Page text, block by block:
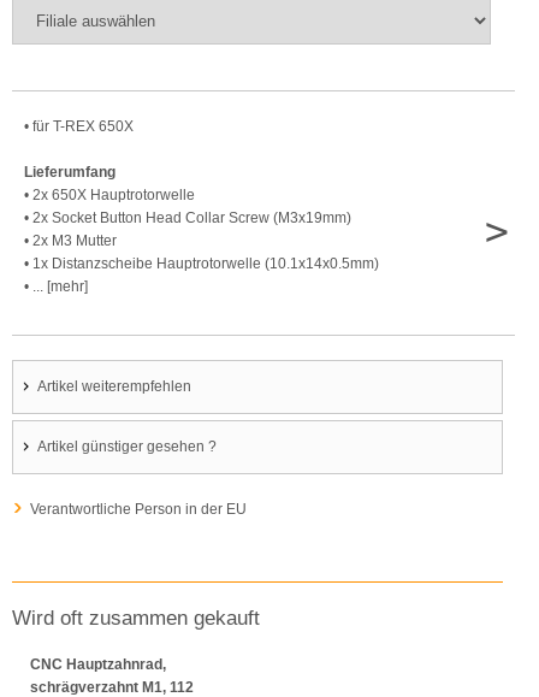
• für T-REX 650X
Lieferumfang
• 2x 650X Hauptrotorwelle
• 2x Socket Button Head Collar Screw (M3x19mm)
• 2x M3 Mutter
• 1x Distanzscheibe Hauptrotorwelle (10.1x14x0.5mm)
• ... [mehr]
>
Artikel weiterempfehlen
Artikel günstiger gesehen ?
Verantwortliche Person in der EU
Wird oft zusammen gekauft
CNC Hauptzahnrad,
schrägverzahnt M1, 112